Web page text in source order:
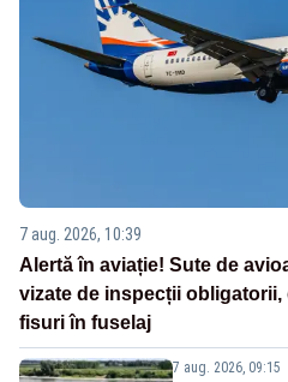
7 aug. 2026, 10:39
Alertă în aviație! Sute de
vizate de inspecții
fisuri în fuselaj
7 aug. 2026, 09:15